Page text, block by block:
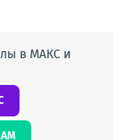
в МАКС и